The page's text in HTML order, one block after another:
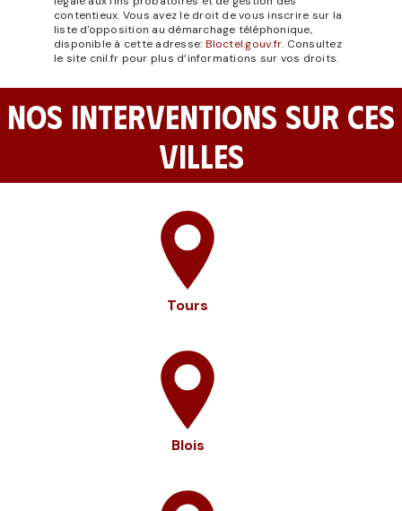
contentieux. Vous avez le droit de vous inscrire sur la
liste d'opposition au démarchage téléphonique,
disponible à cette adresse: Bloctel.gouv.fr. Consultez
le site cnil.fr pour plus d’informations sur vos droits.
NOS INTERVENTIONS SUR CES
VILLES
Tours
Blois